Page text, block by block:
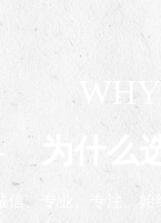
为什么
诚信、专业、专注、